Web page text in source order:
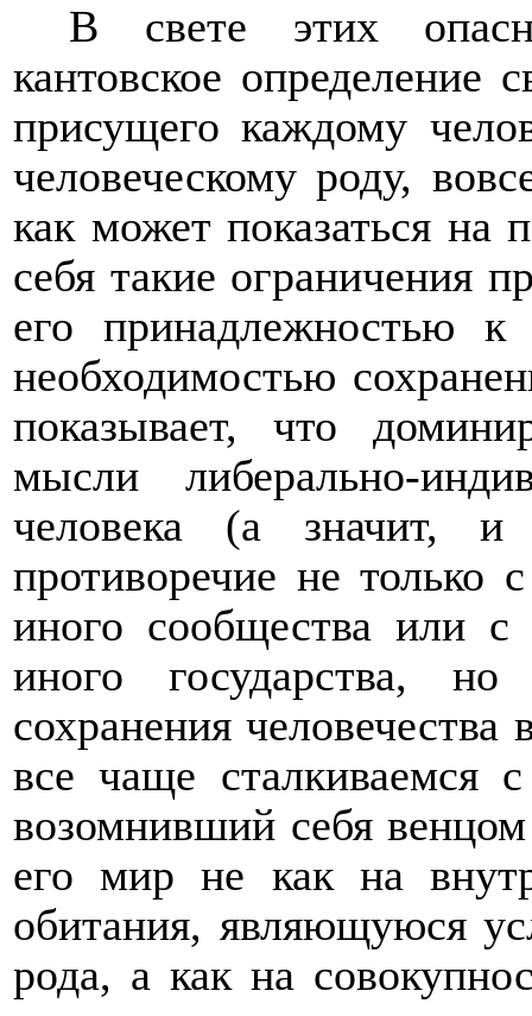
В свете этих
кантовское определение
присущего каждому
человеческому роду,
как может показаться на
себя такие ограничения
его принадлежностью
необходимостью
показывает, что
мысли либерально-
человека (а значит,
противоречие не только
иного сообщества или с
иного государства,
сохранения
все чаще сталкиваемся
возомнивший себя
его мир не как на
обитания, являющуюся
рода, а как на